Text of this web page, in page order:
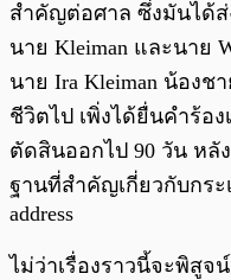
สำคัญต่อศาล ซึ่งมันได้
นาย Kleiman และนาย
นาย Ira Kleiman น้องช
ชีวิตไป เพิ่งได้ยื่นคำร้อ
ตัดสินออกไป 90 วัน หลั
ฐานที่สำคัญเกี่ยวกับกระ
address
ไม่ว่าเรื่องราวนี้จะพิสูจ